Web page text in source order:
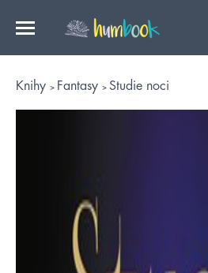
Knihy Fantasy Studie noci